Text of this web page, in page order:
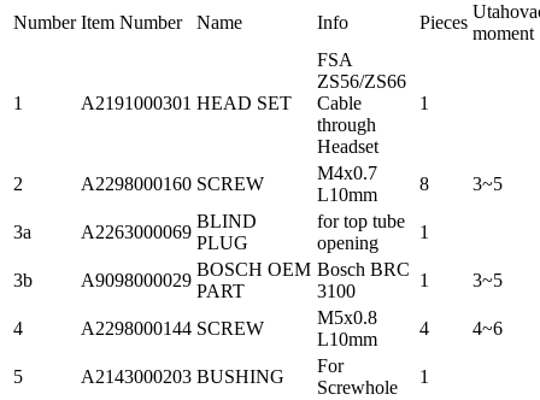
Number Item Number Name Info Pieces
moment
1 A2191000301 HEAD SET
FSA
ZS56/ZS66
Cable
through
Headset
1
2 A2298000160 SCREW
M4x0.7
L10mm
8 3~5
3a A2263000069
BLIND
PLUG
for top tube
opening
1
3b A9098000029
BOSCH OEM
PART
Bosch BRC
3100
1 3~5
4 A2298000144 SCREW
M5x0.8
L10mm
4 4~6
5 A2143000203 BUSHING
For
Screwhole
1